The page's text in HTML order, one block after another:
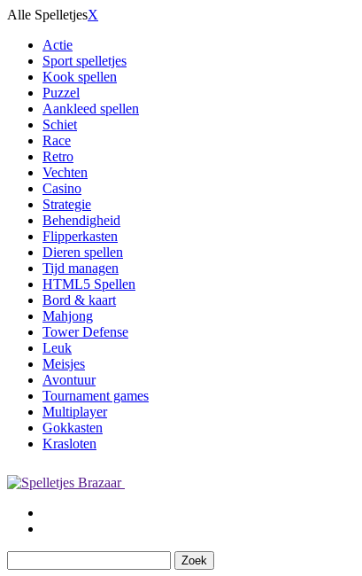
Alle SpelletjesX
Actie
Sport spelletjes
Kook spellen
Puzzel
Aankleed spellen
Schiet
Race
Retro
Vechten
Casino
Strategie
Behendigheid
Flipperkasten
Dieren spellen
Tijd managen
HTML5 Spellen
Bord & kaart
Mahjong
Tower Defense
Leuk
Meisjes
Avontuur
Tournament games
Multiplayer
Gokkasten
Krasloten